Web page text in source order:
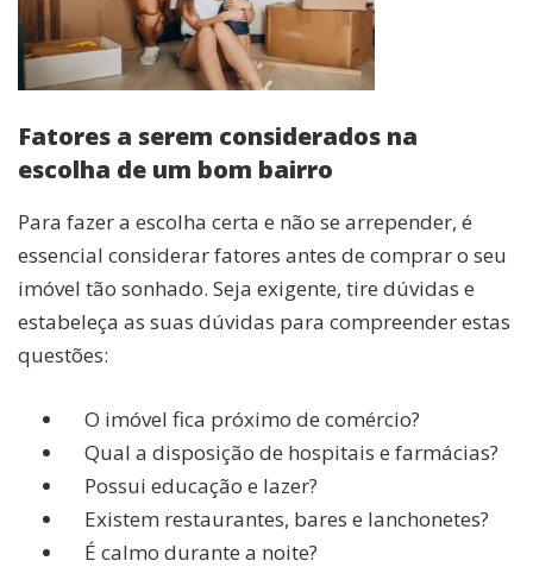
Fatores a serem considerados na
escolha de um bom bairro
Para fazer a escolha certa e não se arrepender, é
essencial considerar fatores antes de comprar o seu
imóvel tão sonhado. Seja exigente, tire dúvidas e
estabeleça as suas dúvidas para compreender estas
questões:
O imóvel fica próximo de comércio?
Qual a disposição de hospitais e farmácias?
Possui educação e lazer?
Existem restaurantes, bares e lanchonetes?
É calmo durante a noite?